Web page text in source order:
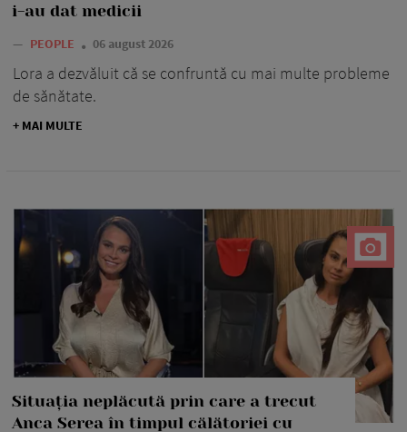
i-au dat medicii
— PEOPLE 06 august 2026
Lora a dezvăluit că se confruntă cu mai multe probleme
de sănătate.
+ MAI MULTE
Situația neplăcută prin care a trecut
Anca Serea în timpul călătoriei cu